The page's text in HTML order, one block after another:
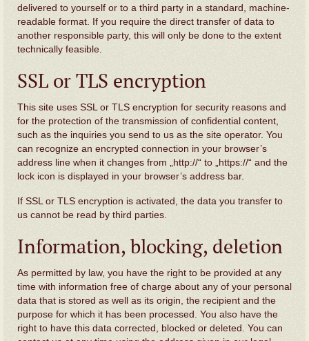
delivered to yourself or to a third party in a standard, machine-
readable format. If you require the direct transfer of data to
another responsible party, this will only be done to the extent
technically feasible.
SSL or TLS encryption
This site uses SSL or TLS encryption for security reasons and
for the protection of the transmission of confidential content,
such as the inquiries you send to us as the site operator. You
can recognize an encrypted connection in your browser’s
address line when it changes from „http://“ to „https://“ and the
lock icon is displayed in your browser’s address bar.
If SSL or TLS encryption is activated, the data you transfer to
us cannot be read by third parties.
Information, blocking, deletion
As permitted by law, you have the right to be provided at any
time with information free of charge about any of your personal
data that is stored as well as its origin, the recipient and the
purpose for which it has been processed. You also have the
right to have this data corrected, blocked or deleted. You can